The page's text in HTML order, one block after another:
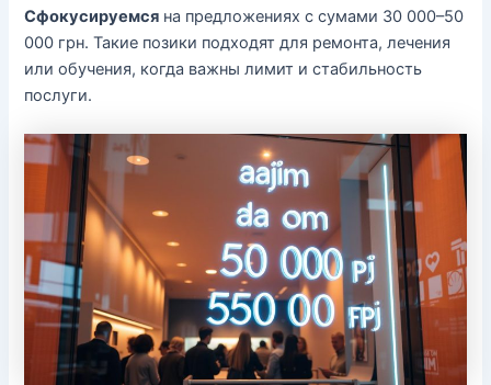
Сфокусируемся на предложениях с сумами 30 000–50
000 грн. Такие позики подходят для ремонта, лечения
или обучения, когда важны лимит и стабильность
послуги.